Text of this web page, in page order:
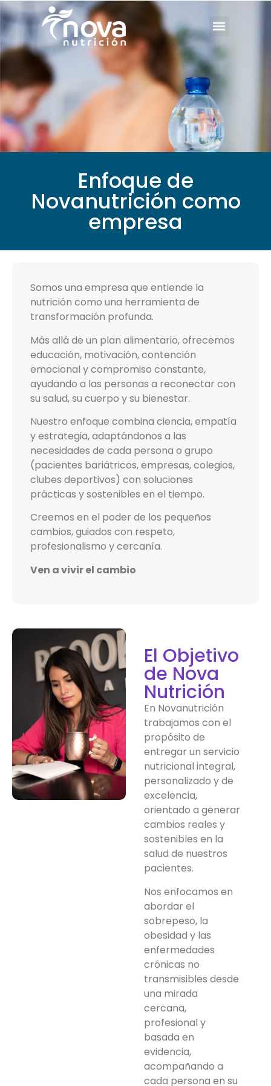
Enfoque de
Novanutrición como
empresa
Somos una empresa que entiende la
nutrición como una herramienta de
transformación profunda.
Más allá de un plan alimentario, ofrecemos
educación, motivación, contención
emocional y compromiso constante,
ayudando a las personas a reconectar con
su salud, su cuerpo y su bienestar.
Nuestro enfoque combina ciencia, empatía
y estrategia, adaptándonos a las
necesidades de cada persona o grupo
(pacientes bariátricos, empresas, colegios,
clubes deportivos) con soluciones
prácticas y sostenibles en el tiempo.
Creemos en el poder de los pequeños
cambios, guiados con respeto,
profesionalismo y cercanía.
Ven a vivir el cambio
El Objetivo
de Nova
Nutrición
En Novanutrición
trabajamos con el
propósito de
entregar un servicio
nutricional integral,
personalizado y de
excelencia,
orientado a generar
cambios reales y
sostenibles en la
salud de nuestros
pacientes.
Nos enfocamos en
abordar el
sobrepeso, la
obesidad y las
enfermedades
crónicas no
transmisibles desde
una mirada
cercana,
profesional y
basada en
evidencia,
acompañando a
cada persona en su